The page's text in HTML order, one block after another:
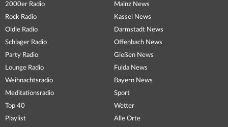
2000er Radio
Rock Radio
Oldie Radio
Schlager Radio
Party Radio
Lounge Radio
Weihnachtsradio
Meditationsradio
Top 40
Playlist
Mainz News
Kassel News
Darmstadt News
Offenbach News
Gießen News
Fulda News
Bayern News
Sport
Wetter
Alle Orte